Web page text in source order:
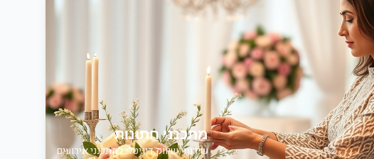
מתכנני חתונות
שירותי שיווק דיגיטלי למתכנני אירועים